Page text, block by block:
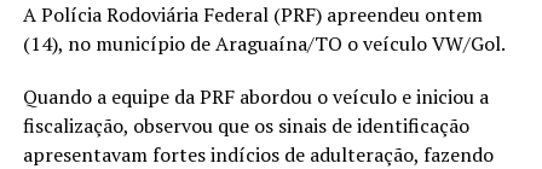
A Polícia Rodoviária Federal (PRF) apreendeu ontem
(14), no município de Araguaína/TO o veículo VW/Gol.
Quando a equipe da PRF abordou o veículo e iniciou a
fiscalização, observou que os sinais de identificação
apresentavam fortes indícios de adulteração, fazendo